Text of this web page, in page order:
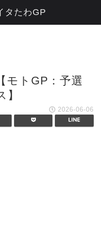
モトGP：予選
2026-06-06
タたわGP